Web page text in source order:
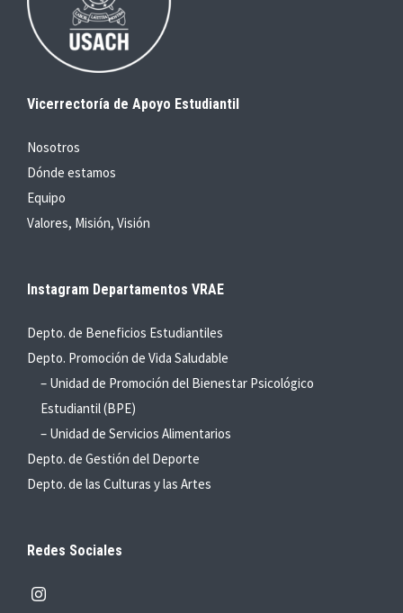
Vicerrectoría de Apoyo Estudiantil
Nosotros
Dónde estamos
Equipo
Valores, Misión, Visión
Instagram Departamentos VRAE
Depto. de Beneficios Estudiantiles
Depto. Promoción de Vida Saludable
– Unidad de Promoción del Bienestar Psicológico
Estudiantil (BPE)
– Unidad de Servicios Alimentarios
Depto. de Gestión del Deporte
Depto. de las Culturas y las Artes
Redes Sociales